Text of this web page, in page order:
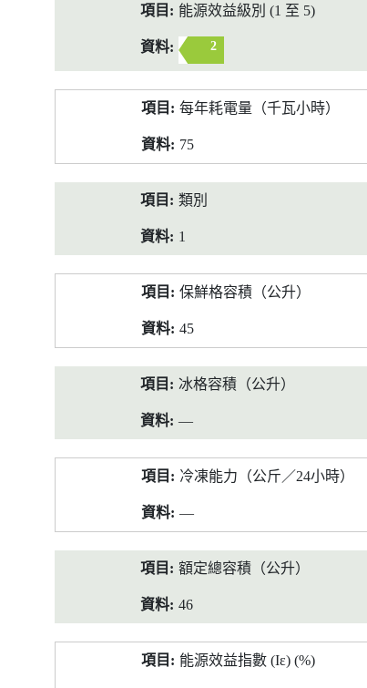
能源效益級別 (1 至 5)
2
每年耗電量（千瓦小時）
75
類別
1
保鮮格容積（公升）
45
冰格容積（公升）
—
冷凍能力（公斤／24小時）
—
額定總容積（公升）
46
能源效益指數 (Iε) (%)